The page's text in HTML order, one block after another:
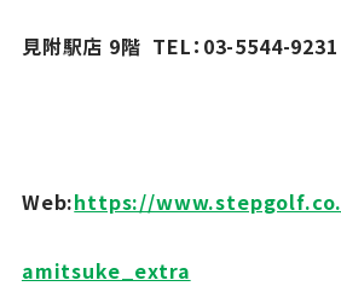
見附駅店 9階 TEL：03-5544-9231
Web:https://www.stepgolf.co.
amitsuke_extra